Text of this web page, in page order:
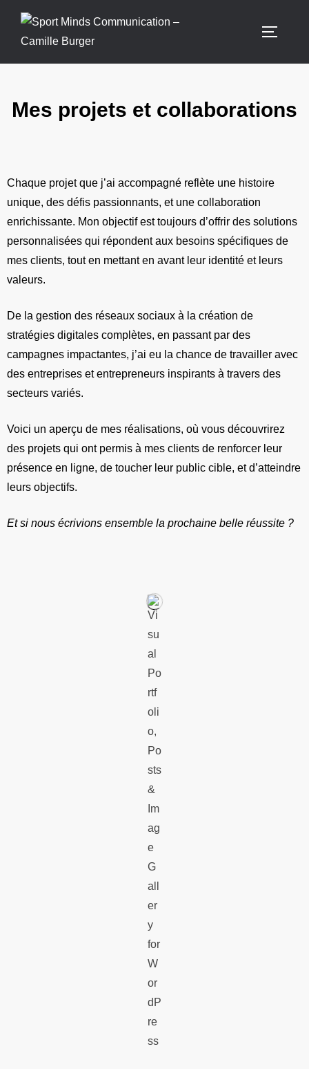
Mes projets et collaborations
Chaque projet que j’ai accompagné reflète une histoire
unique, des défis passionnants, et une collaboration
enrichissante. Mon objectif est toujours d’offrir des solutions
personnalisées qui répondent aux besoins spécifiques de
mes clients, tout en mettant en avant leur identité et leurs
valeurs.
De la gestion des réseaux sociaux à la création de
stratégies digitales complètes, en passant par des
campagnes impactantes, j’ai eu la chance de travailler avec
des entreprises et entrepreneurs inspirants à travers des
secteurs variés.
Voici un aperçu de mes réalisations, où vous découvrirez
des projets qui ont permis à mes clients de renforcer leur
présence en ligne, de toucher leur public cible, et d’atteindre
leurs objectifs.
Et si nous écrivions ensemble la prochaine belle réussite ?